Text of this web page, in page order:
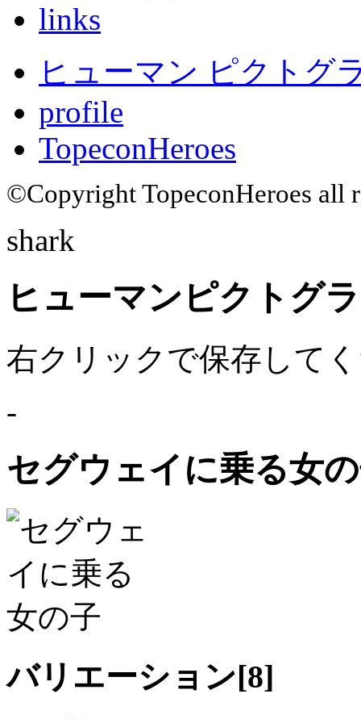
links
ヒューマン ピクトグ
profile
TopeconHeroes
©Copyright TopeconHeroes all
shark
ヒューマンピクトグ
右クリックで保存して
-
セグウェイに乗る女
バリエーション[8]